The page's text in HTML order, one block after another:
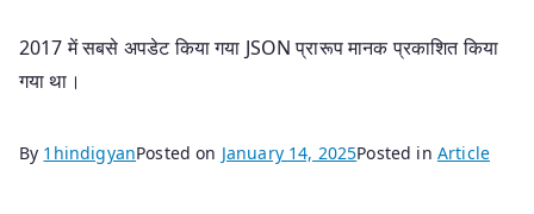
2017 में सबसे अपडेट किया गया JSON प्रारूप मानक प्रकाशित किया
गया था।
By 1hindigyanPosted on January 14, 2025Posted in Article